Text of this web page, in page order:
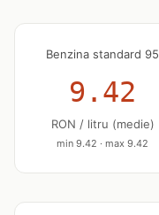
Benzina standard 95
9.42
RON / litru (medie)
min 9.42 · max 9.42